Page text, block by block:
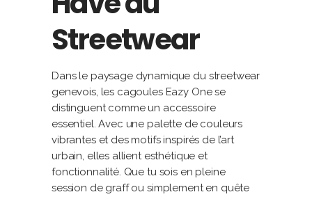
Streetwear
Dans le paysage dynamique du streetwear
genevois, les cagoules Eazy One se
distinguent comme un accessoire
essentiel. Avec une palette de couleurs
vibrantes et des motifs inspirés de l’art
urbain, elles allient esthétique et
fonctionnalité. Que tu sois en pleine
session de graff ou simplement en quête